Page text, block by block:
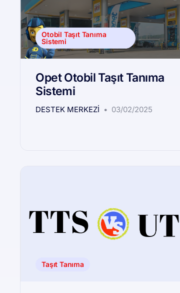
Otobil Taşıt Tanıma
Sistemi
Opet Otobil Taşıt Tanıma
Sistemi
DESTEK MERKEZI 03/02/2025
Taşıt Tanıma